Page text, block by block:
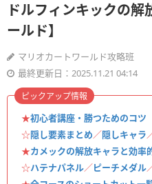
ドルフィンキックの解
ールド】
マリオカートワールド攻略班
最終更新日：2025.11.21 04:14
★初心者講座・勝つためのコツ
☆隠し要素まとめ／隠しキャラ
★カメックの解放キャラと効率
☆ハテナパネル／ピーチメダル
ピックアップ情報